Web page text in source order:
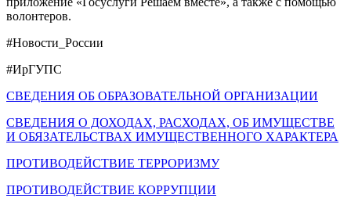
волонтеров.
#Новости_России
#ИрГУПС
СВЕДЕНИЯ ОБ ОБРАЗОВАТЕЛЬНОЙ ОРГАНИЗАЦИИ
СВЕДЕНИЯ О ДОХОДАХ, РАСХОДАХ, ОБ ИМУЩЕСТВЕ
И ОБЯЗАТЕЛЬСТВАХ ИМУЩЕСТВЕННОГО ХАРАКТЕРА
ПРОТИВОДЕЙСТВИЕ ТЕРРОРИЗМУ
ПРОТИВОДЕЙСТВИЕ КОРРУПЦИИ